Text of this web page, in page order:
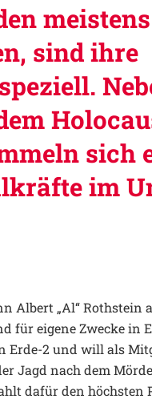
sind ihre
sich
im
Albert „Al“ Rothstein
für eigene Zwecke in
Erde-2 und will als
Jagd nach dem
dafür den höchsten